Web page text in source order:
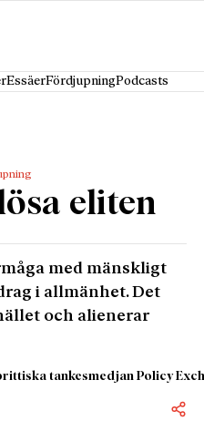
EssäerFördjupningPodcasts
eliten
med mänskligt
i allmänhet. Det
och alienerar
tankesmedjan Policy